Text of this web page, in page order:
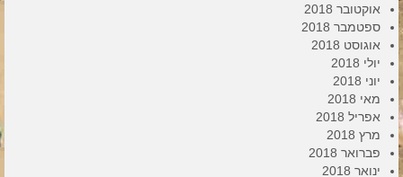
אוקטובר 2018
ספטמבר 2018
אוגוסט 2018
יולי 2018
יוני 2018
מאי 2018
אפריל 2018
מרץ 2018
פברואר 2018
ינואר 2018